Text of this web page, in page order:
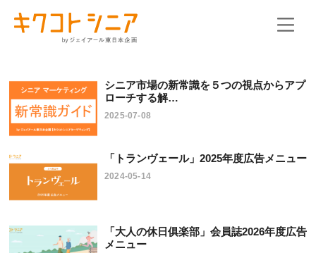
シニア市場の新常識を５つの視点からアプ
ローチする解…
2025-07-08
「トランヴェール」2025年度広告メニュー
2024-05-14
「大人の休日俱楽部」会員誌2026年度広告
メニュー